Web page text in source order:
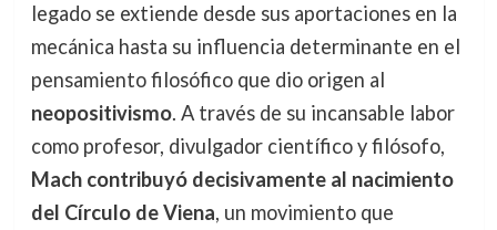
legado se extiende desde sus aportaciones en la
mecánica hasta su influencia determinante en el
pensamiento filosófico que dio origen al
neopositivismo. A través de su incansable labor
como profesor, divulgador científico y filósofo,
Mach contribuyó decisivamente al nacimiento
del Círculo de Viena, un movimiento que